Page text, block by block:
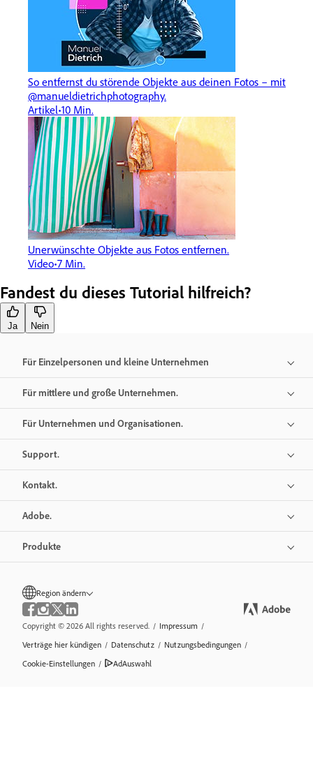
So entfernst du störende Objekte aus deinen Fotos – mit
@manueldietrichphotography.
Artikel 10 Min.
Unerwünschte Objekte aus Fotos entfernen.
Video 7 Min.
Fandest du dieses Tutorial hilfreich?
Ja Nein
Für Einzelpersonen und kleine Unternehmen
Für mittlere und große Unternehmen.
Für Unternehmen und Organisationen.
Support.
Kontakt.
Adobe.
Produkte
Region ändern
Copyright © 2026 All rights reserved. / Impressum /
Verträge hier kündigen / Datenschutz / Nutzungsbedingungen /
Cookie-Einstellungen / AdAuswahl